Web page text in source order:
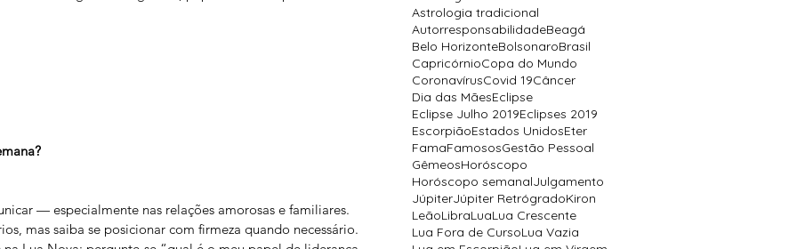
— especialmente nas relações amorosas e familiares.
mas saiba se posicionar com firmeza quando necessário.
Astrologia tradicional
AutorresponsabilidadeBeagá
Belo HorizonteBolsonaroBrasil
CapricórnioCopa do Mundo
CoronavírusCovid 19Câncer
Dia das MãesEclipse
Eclipse Julho 2019Eclipses 2019
EscorpiãoEstados UnidosEter
FamaFamososGestão Pessoal
GêmeosHoróscopo
Horóscopo semanalJulgamento
JúpiterJúpiter RetrógradoKiron
LeãoLibraLuaLua Crescente
Lua Fora de CursoLua Vazia